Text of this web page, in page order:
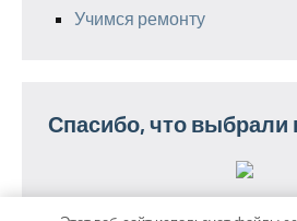
Учимся ремонту
Спасибо, что выбрали